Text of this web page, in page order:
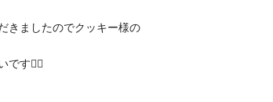
きましたのでクッキー様の
です🙇‍♀️